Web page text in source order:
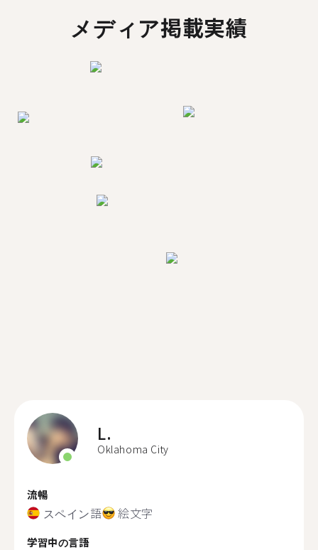
メディア掲載実績
L.
Oklahoma City
流暢
スペイン語 絵文字
学習中の言語